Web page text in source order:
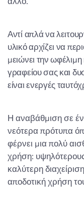
Αντί απλά να
υλικό αρχίζει να
μειώνει την
γραφείου σας και
είναι ενεργές
Η αναβάθμιση σε
νεότερα πρότυπα
φέρνει μια πολύ
χρήση:
καλύτερη
αποδοτική χρήση